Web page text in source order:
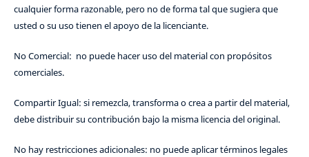
cualquier forma razonable, pero no de forma tal que sugiera que
usted o su uso tienen el apoyo de la licenciante.
No Comercial: no puede hacer uso del material con propósitos
comerciales.
Compartir Igual: si remezcla, transforma o crea a partir del material,
debe distribuir su contribución bajo la misma licencia del original.
No hay restricciones adicionales: no puede aplicar términos legales